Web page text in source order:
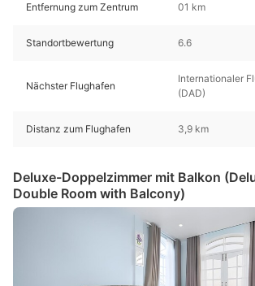
Entfernung zum Zentrum 01 km
Standortbewertung 6.6
Nächster Flughafen
Internationaler
(DAD)
Distanz zum Flughafen 3,9 km
Deluxe-Doppelzimmer mit Balkon
Double Room with Balcony)